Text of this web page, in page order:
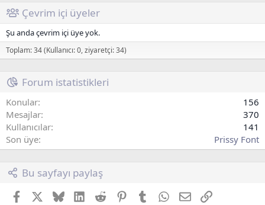
Çevrim içi üyeler
Şu anda çevrim içi üye yok.
Toplam: 34 (Kullanıcı: 0, ziyaretçi: 34)
Forum istatistikleri
Konular
156
Mesajlar
370
Kullanıcılar
141
Son üye
Prissy Font
Bu sayfayı paylaş
FacebookX (Twitter)
BlueskyLinkedInReddit PinterestTumblr WhatsApp
E-postaLink